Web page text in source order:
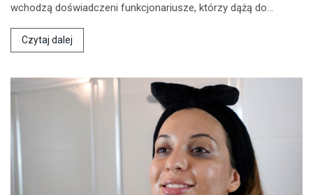
wchodzą doświadczeni funkcjonariusze, którzy dążą do…
Czytaj dalej